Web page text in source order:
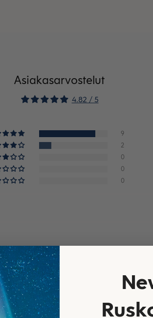
Asiakasarvostelut
4.82 / 5
9
2
0
0
0